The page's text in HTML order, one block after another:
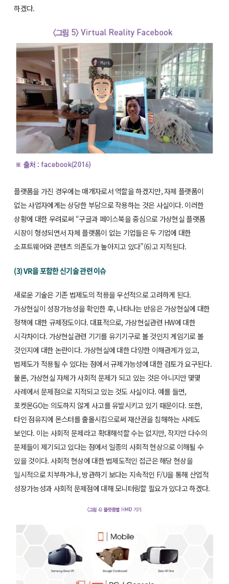
하겠다.
플랫폼을 가진 경우에는 매개자로서 역할을 하겠지만, 자체 플랫폼이
없는 사업자에게는 상당한 부담으로 작용하는 것은 사실이다. 이러한
상황에 대한 우려로써 “구글과 페이스북을 중심으로 가상현실 플랫폼
시장이 형성되면서 자체 플랫폼이 없는 기업들은 두 기업에 대한
소프트웨어와 콘텐츠 의존도가 높아지고 있다”(6)고 지적된다.
(3) VR을 포함한 신기술 관련 이슈
새로운 기술은 기존 법제도의 적용을 우선적으로 고려하게 된다.
가상현실이 성장가능성을 확인한 후, 나타나는 반응은 가상현실에 대한
정책에 대한 규제정도이다. 대표적으로, 가상현실관련 HW에 대한
시각차이다. 가상현실관련 기기를 유기기구로 볼 것인지 게임기로 볼
것인지에 대한 논란이다. 가상현실에 대한 다양한 이해관계가 있고,
법제도가 적용될 수 있다는 점에서 규제가능성에 대한 검토가 요구된다.
물론, 가상현실 자체가 사회적 문제가 되고 있는 것은 아니지만 몇몇
사례에서 문제점으로 지적되고 있는 것도 사실이다. 예를 들면,
포켓몬GO는 의도하지 않게 사고를 유발시키고 있기 때문이다. 또한,
타인 점유지에 몬스터를 출몰시킴으로써 재산권을 침해하는 사례도
보인다. 이는 사회적 문제라고 확대해석할 수는 없지만, 작지만 다수의
문제들이 제기되고 있다는 점에서 일종의 사회적 현상으로 이해될 수
있을 것이다. 사회적 현상에 대한 법제도적인 접근은 해당 현상을
일시적으로 치부하거나, 방관하기 보다는 지속적인 F/U을 통해 산업적
성장가능성과 사회적 문제점에 대해 모니터링할 필요가 있다고 하겠다.